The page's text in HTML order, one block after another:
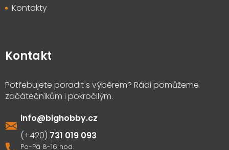
Kontakty
Kontakt
info@bighobby.cz
731 019 093